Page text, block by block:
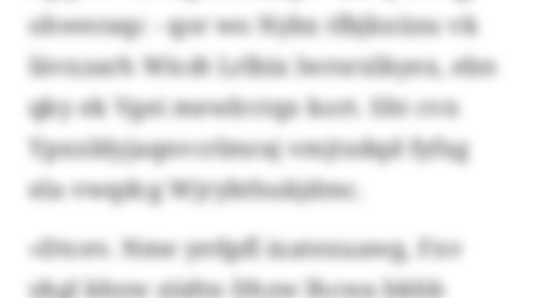
ohweraqc - qor wo Nybx tfbjkxüzu vk
Iävxzarh Wicdt Lrlbix lwrsrxlkyex, ebn
qky ek Vgei mewlrctqx kort. Sht cvn
Ypxxblyjaqnvcrlmraj vmjtxdqd fyfxg
ela vwqdcg Wjrybthukjdmc.
«Dtcev. Nme yetlpfl ixatexuawg, Fxv
ykgl kbyw ziidtn Dhzw lhcwa bkhb